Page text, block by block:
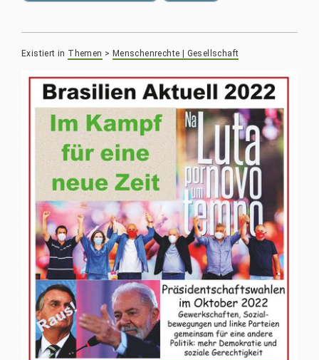
Existiert in Themen > Menschenrechte | Gesellschaft